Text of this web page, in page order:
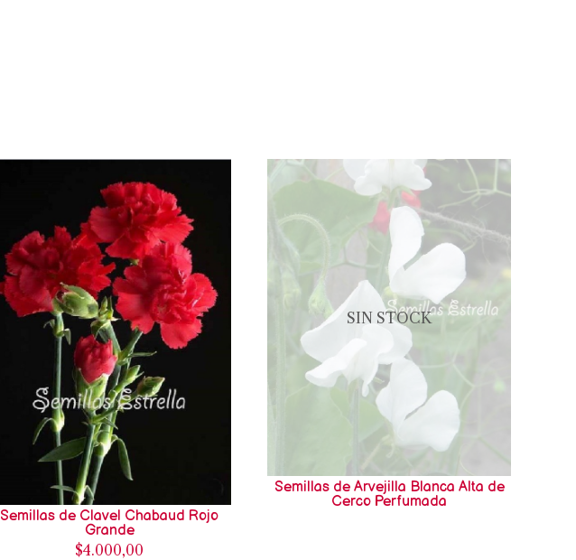
Semillas de Clavel Chabaud Rojo
Grande
$4.000,00
SIN STOCK
Semillas de Arvejilla Blanca Alta de
Cerco Perfumada